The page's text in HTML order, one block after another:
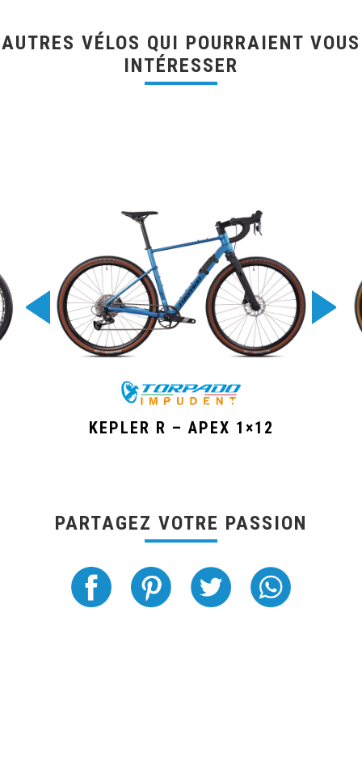
AUTRES VÉLOS QUI POURRAIENT VOUS
INTÉRESSER
KEPLER R – APEX 1×12
PARTAGEZ VOTRE PASSION